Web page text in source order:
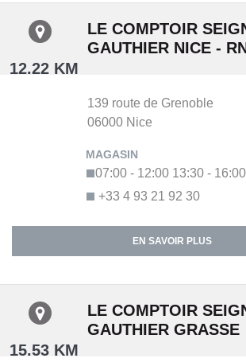
12.22 KM
LE COMPTOIR
GAUTHIER NICE -
139 route de Grenoble
06000 Nice
+33 4 93 21 92 30
07:00 - 12:00 13:30 - 16:00
EN SAVOIR PLUS
15.53 KM
LE COMPTOIR
GAUTHIER GRASSE